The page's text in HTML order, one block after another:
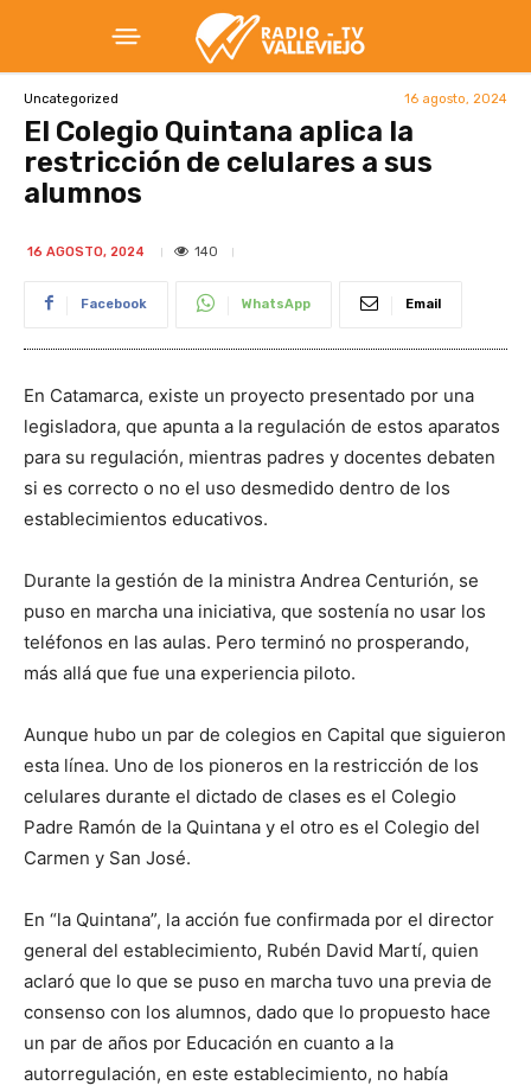
Uncategorized 16 agosto, 2024
El Colegio Quintana aplica la
restricción de celulares a sus
alumnos
16 AGOSTO, 2024 140
Facebook WhatsApp Email
En Catamarca, existe un proyecto presentado por una
legisladora, que apunta a la regulación de estos aparatos
para su regulación, mientras padres y docentes debaten
si es correcto o no el uso desmedido dentro de los
establecimientos educativos.
Durante la gestión de la ministra Andrea Centurión, se
puso en marcha una iniciativa, que sostenía no usar los
teléfonos en las aulas. Pero terminó no prosperando,
más allá que fue una experiencia piloto.
Aunque hubo un par de colegios en Capital que siguieron
esta línea. Uno de los pioneros en la restricción de los
celulares durante el dictado de clases es el Colegio
Padre Ramón de la Quintana y el otro es el Colegio del
Carmen y San José.
En “la Quintana”, la acción fue confirmada por el director
general del establecimiento, Rubén David Martí, quien
aclaró que lo que se puso en marcha tuvo una previa de
consenso con los alumnos, dado que lo propuesto hace
un par de años por Educación en cuanto a la
autorregulación, en este establecimiento, no había